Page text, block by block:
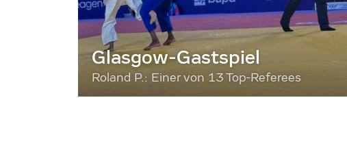
Glasgow-Gastspiel
Roland P.: Einer von 13 Top-Referees